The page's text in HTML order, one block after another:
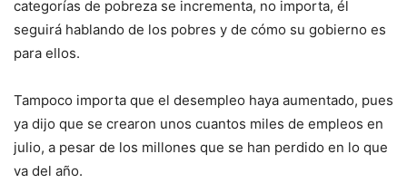
categorías de pobreza se incrementa, no importa, él
seguirá hablando de los pobres y de cómo su gobierno es
para ellos.
Tampoco importa que el desempleo haya aumentado, pues
ya dijo que se crearon unos cuantos miles de empleos en
julio, a pesar de los millones que se han perdido en lo que
va del año.